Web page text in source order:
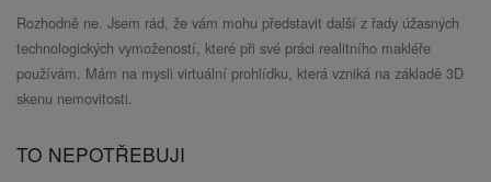
Rozhodně ne. Jsem rád, že vám mohu představit další z řady úžasných
technologických vymožeností, které při své práci realitního makléře
používám. Mám na mysli virtuální prohlídku, která vzniká na základě 3D
skenu nemovitosti.
TO NEPOTŘEBUJI